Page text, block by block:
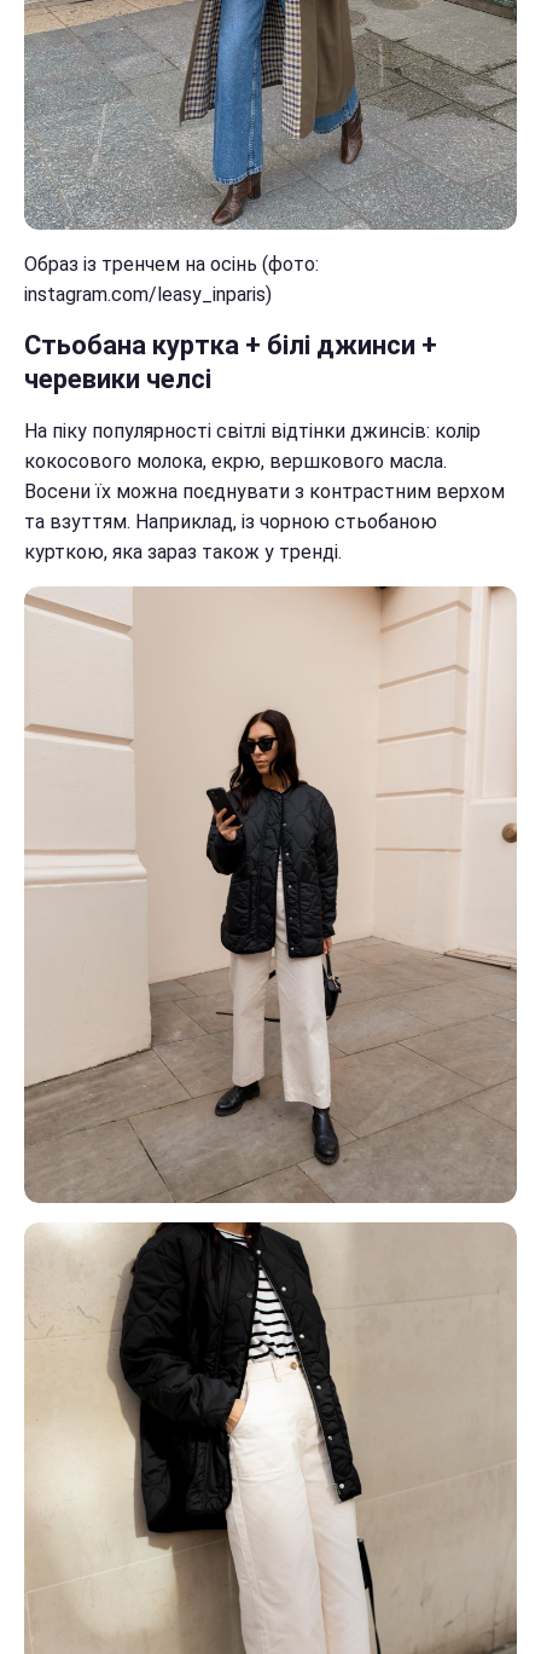
Образ із тренчем на осінь (фото:
instagram.com/leasy_inparis)
Стьобана куртка + білі джинси +
черевики челсі
На піку популярності світлі відтінки джинсів: колір
кокосового молока, екрю, вершкового масла.
Восени їх можна поєднувати з контрастним верхом
та взуттям. Наприклад, із чорною стьобаною
курткою, яка зараз також у тренді.